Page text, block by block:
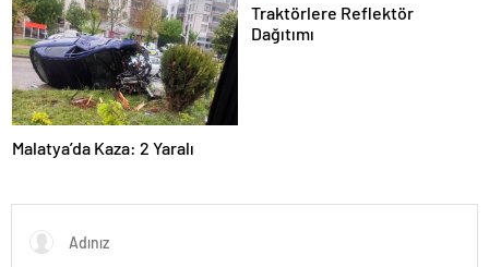
Malatya’da Kaza: 2 Yaralı
Traktörlere Reflektör
Dağıtımı